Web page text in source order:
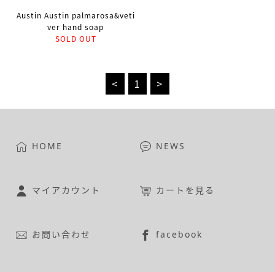
Austin Austin palmarosa&veti
ver hand soap
SOLD OUT
< 1 >
HOME NEWS
マイアカウント カートを見る
お問い合わせ facebook